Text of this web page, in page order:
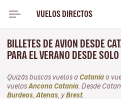
VUELOS DIRECTOS
BILLETES DE AVION DESDE
PARA EL VERANO DESDE SOLO
Quizás buscas vuelos a Catania o
vuelos Ancona Catania . Desde
Burdeos Atenas , y Brest.